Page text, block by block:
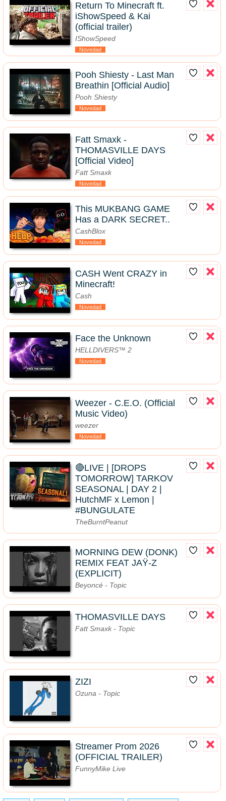
Return To Minecraft ft.
iShowSpeed & Kai
(official trailer)
IShowSpeed
Novedad
Pooh Shiesty - Last Man
Breathin [Official Audio]
Pooh Shiesty
Novedad
Fatt Smaxk -
THOMASVILLE DAYS
[Official Video]
Fatt Smaxk
Novedad
This MUKBANG GAME
Has a DARK SECRET..
CashBlox
Novedad
CASH Went CRAZY in
Minecraft!
Cash
Novedad
Face the Unknown
HELLDIVERS™ 2
Novedad
Weezer - C.E.O. (Official
Music Video)
weezer
Novedad
🔴LIVE | [DROPS
TOMORROW] TARKOV
SEASONAL | DAY 2 |
HutchMF x Lemon |
#BUNGULATE
TheBurntPeanut
MORNING DEW (DONK)
REMIX FEAT JAŸ-Z
(EXPLICIT)
Beyoncé - Topic
THOMASVILLE DAYS
Fatt Smaxk - Topic
ZIZI
Ozuna - Topic
Streamer Prom 2026
(OFFICIAL TRAILER)
FunnyMike Live